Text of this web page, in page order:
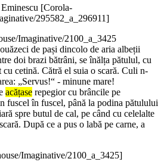
[Corola-
295582_a_296911]
Imaginative/2100_a_3425
de pași dincolo de aria albeții
doi brazi bătrâni, se înălța pătulul, cu
cetină. Cătră el suia o scară. Culi n-
„Servus!“ - minune mare!
acățase repegior cu brâncile pe
fuscel în fuscel, până la podina pătulului
spre butul de cal, pe când cu celelalte
După ce a pus o labă pe carne, a
Imaginative/2100_a_3425]